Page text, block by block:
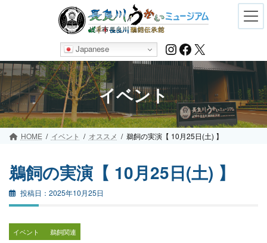
Japanese Instagram
Facebook
X
イベント
HOME イベント オススメ 鵜飼の実演【 10月25日(土) 】
鵜飼の実演【 10月25日(土) 】
2025年10月25日
イベント 鵜飼関連